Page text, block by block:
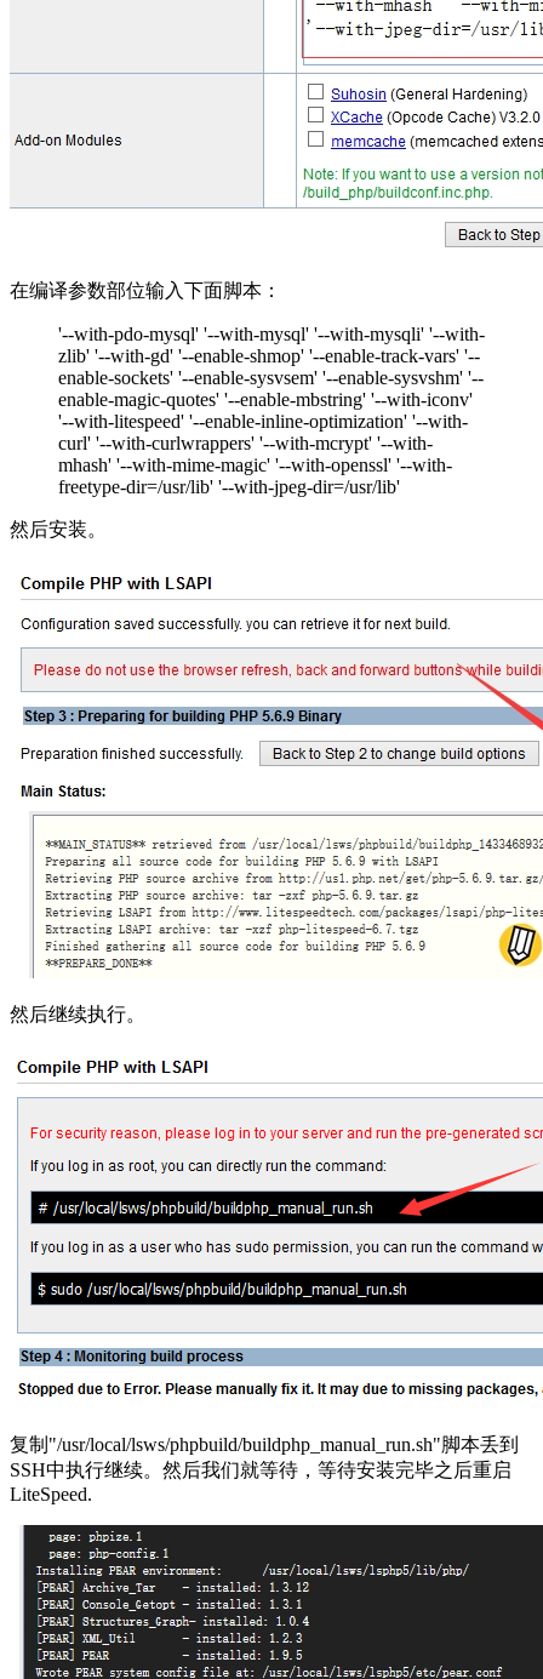
在编译参数部位输入下面脚本：
'--with-pdo-mysql' '--with-mysql' '--with-mysqli' '--with-
zlib' '--with-gd' '--enable-shmop' '--enable-track-vars' '--
enable-sockets' '--enable-sysvsem' '--enable-sysvshm' '--
enable-magic-quotes' '--enable-mbstring' '--with-iconv'
'--with-litespeed' '--enable-inline-optimization' '--with-
curl' '--with-curlwrappers' '--with-mcrypt' '--with-
mhash' '--with-mime-magic' '--with-openssl' '--with-
freetype-dir=/usr/lib' '--with-jpeg-dir=/usr/lib'
然后安装。
然后继续执行。
复制"/usr/local/lsws/phpbuild/buildphp_manual_run.sh"脚本丢到
SSH中执行继续。然后我们就等待，等待安装完毕之后重启
LiteSpeed.